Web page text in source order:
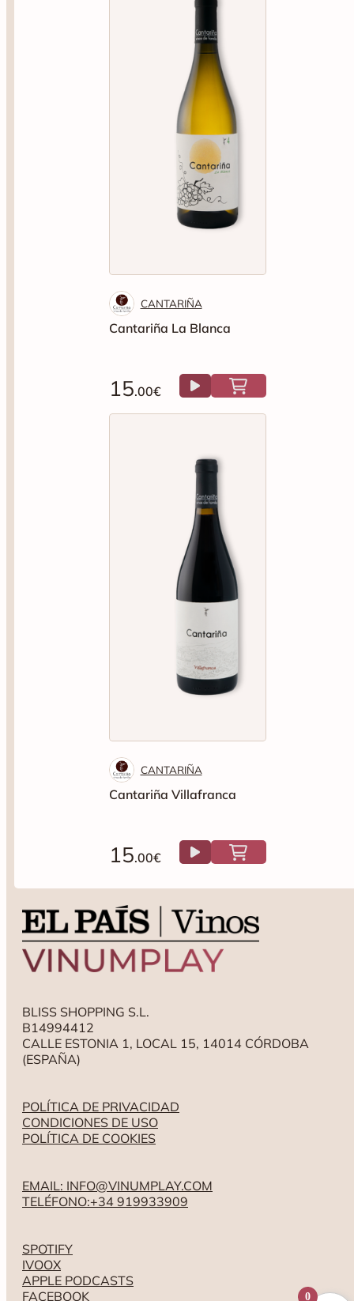
CANTARIÑA
Cantariña La Blanca
15.00€
CANTARIÑA
Cantariña Villafranca
15.00€
BLISS SHOPPING S.L.
B14994412
CALLE ESTONIA 1, LOCAL 15, 14014 CÓRDOBA
(ESPAÑA)
POLÍTICA DE PRIVACIDAD
CONDICIONES DE USO
POLÍTICA DE COOKIES
EMAIL: INFO@VINUMPLAY.COM
TELÉFONO:+34 919933909
SPOTIFY
IVOOX
APPLE PODCASTS
FACEBOOK
0